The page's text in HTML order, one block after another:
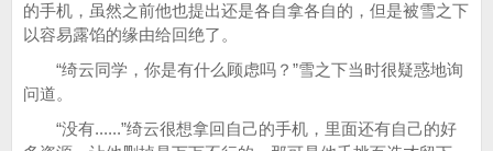
的手机，虽然之前他也提出还是各自拿各自的，但是被雪之下
以容易露馅的缘由给回绝了。
“绮云同学，你是有什么顾虑吗？”雪之下当时很疑惑地询
问道。
“没有......”绮云很想拿回自己的手机，里面还有自己的好